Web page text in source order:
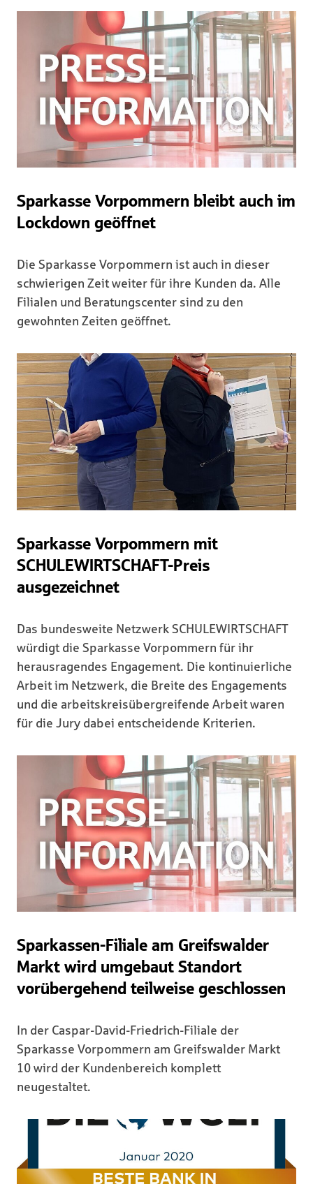
Sparkasse Vorpommern bleibt auch im
Lockdown geöffnet
Die Sparkasse Vorpommern ist auch in dieser
schwierigen Zeit weiter für ihre Kunden da. Alle
Filialen und Beratungscenter sind zu den
gewohnten Zeiten geöffnet.
Sparkasse Vorpommern mit
SCHULEWIRTSCHAFT-Preis
ausgezeichnet
Das bundesweite Netzwerk SCHULEWIRTSCHAFT
würdigt die Sparkasse Vorpommern für ihr
herausragendes Engagement. Die kontinuierliche
Arbeit im Netzwerk, die Breite des Engagements
und die arbeitskreisübergreifende Arbeit waren
für die Jury dabei entscheidende Kriterien.
Sparkassen-Filiale am Greifswalder
Markt wird umgebaut Standort
vorübergehend teilweise geschlossen
In der Caspar-David-Friedrich-Filiale der
Sparkasse Vorpommern am Greifswalder Markt
10 wird der Kundenbereich komplett
neugestaltet.